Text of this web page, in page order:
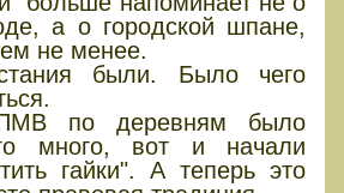
а о городской шпане,
не менее.
были. Было чего
по деревням было
много, вот и начали
гайки". А теперь это